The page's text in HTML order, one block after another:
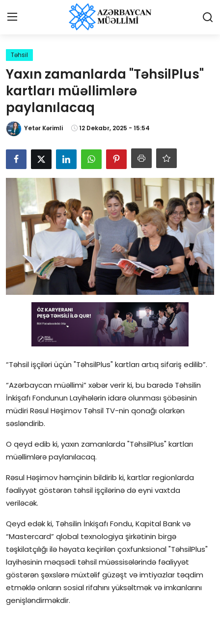
Qəzetə elan ver
Haqqımızda
Reklam və elan
Biz kimik?
Bütün xəbərlər
Gündəlik
Rəsmi
Təhsil
Müsahibə
Elm və innovasiya
Reportaj
Pedaqogika
Regionlar
İctimai şura
Dünya
Təhsil
Yaxın zamanlarda "TəhsilPlus"
kartları müəllimlərə
paylanılacaq
Yetər Kərimli 12 Dekabr, 2025 - 15:54
“Təhsil işçiləri üçün "TəhsilPlus" kartları artıq sifariş edilib”.
“Azərbaycan müəllimi” xəbər verir ki, bu barədə Təhsilin
İnkişafı Fondunun Layihələrin idarə olunması şöbəsinin
müdiri Rəsul Həşimov Təhsil TV-nin qonağı olarkən
səsləndirib.
O qeyd edib ki, yaxın zamanlarda "TəhsilPlus" kartları
müəllimlərə paylanılacaq.
Rəsul Həşimov həmçinin bildirib ki, kartlar regionlarda
fəaliyyət göstərən təhsil işçilərinə də eyni vaxtda
veriləcək.
Qeyd edək ki, Təhsilin İnkişafı Fondu, Kapital Bank və
“Mastercard” qlobal texnologiya şirkətinin birgə
təşkilatçılığı ilə həyata keçirilən çoxfunksional "TəhsilPlus"
layihəsinin məqsədi təhsil müəssisələrində fəaliyyət
göstərən şəxslərə müxtəlif güzəşt və imtiyazlar təqdim
etməklə onların sosial rifahını yüksəltmək və imkanlarını
genişləndirməkdir.